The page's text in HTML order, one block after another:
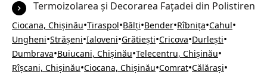
Termoizolarea și Decorarea Fațadei din Polistiren
Ciocana, Chișinău•Tiraspol•Bălți•Bender•Rîbnița•Cahul•
Ungheni•Strășeni•Ialoveni•Grătiești•Cricova•Durlești•
Dumbrava•Buiucani, Chișinău•Telecentru, Chișinău•
Rîșcani, Chișinău•Ciocana, Chișinău•Comrat•Călărași•